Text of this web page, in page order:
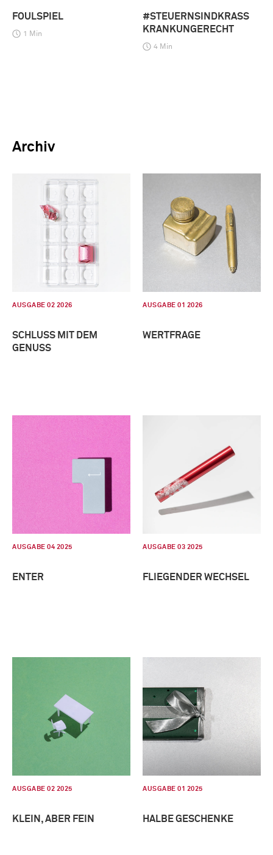
FOULSPIEL
1 Min
#STEUERNSINDKRASS
KRANKUNGERECHT
4 Min
Archiv
AUSGABE 02 2026
SCHLUSS MIT DEM
GENUSS
AUSGABE 01 2026
WERTFRAGE
AUSGABE 04 2025
ENTER
AUSGABE 03 2025
FLIEGENDER WECHSEL
AUSGABE 02 2025
KLEIN, ABER FEIN
AUSGABE 01 2025
HALBE GESCHENKE